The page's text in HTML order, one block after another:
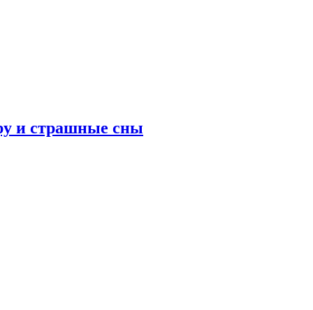
и страшные сны